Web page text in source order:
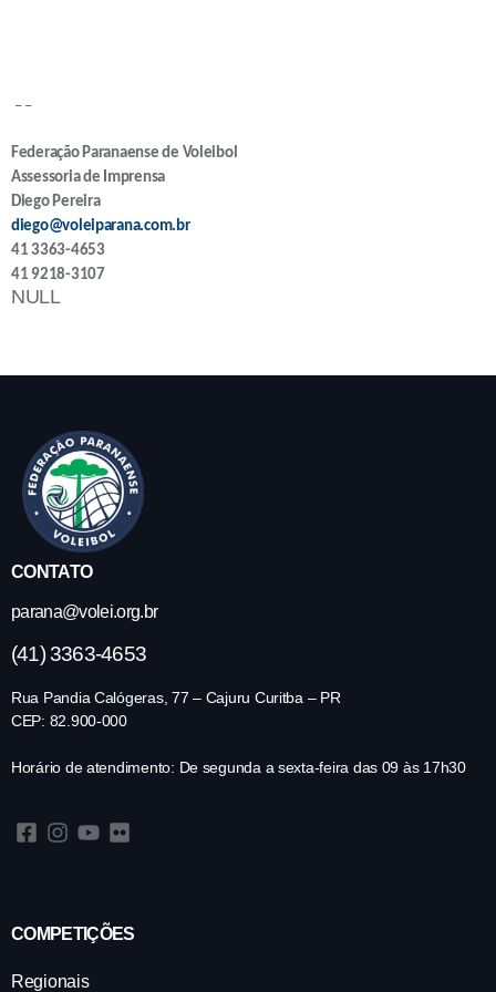
– –
Federação Paranaense de Voleibol
Assessoria de Imprensa
Diego Pereira
diego@voleiparana.com.br
41 3363-4653
41 9218-3107
NULL
CONTATO
parana@volei.org.br
(41) 3363-4653
Rua Pandia Calógeras, 77 – Cajuru Curitba – PR
CEP: 82.900-000
Horário de atendimento: De segunda a sexta-feira das 09 às 17h30
COMPETIÇÕES
Regionais